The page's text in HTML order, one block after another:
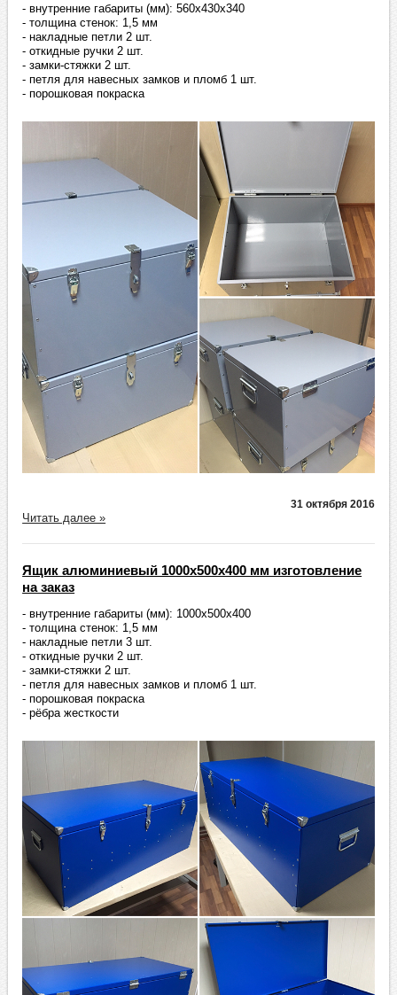
- внутренние габариты (мм): 560х430х340
- толщина стенок: 1,5 мм
- накладные петли 2 шт.
- откидные ручки 2 шт.
- замки-стяжки 2 шт.
- петля для навесных замков и пломб 1 шт.
- порошковая покраска
31 октября 2016
Читать далее »
Ящик алюминиевый 1000х500х400 мм изготовление
на заказ
- внутренние габариты (мм): 1000х500х400
- толщина стенок: 1,5 мм
- накладные петли 3 шт.
- откидные ручки 2 шт.
- замки-стяжки 2 шт.
- петля для навесных замков и пломб 1 шт.
- порошковая покраска
- рёбра жесткости